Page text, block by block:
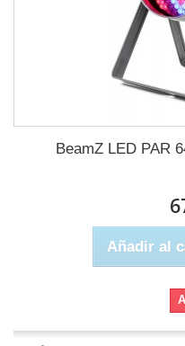
BeamZ LED PAR
Añadir al